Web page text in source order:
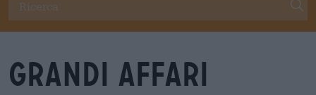
Grandi affari